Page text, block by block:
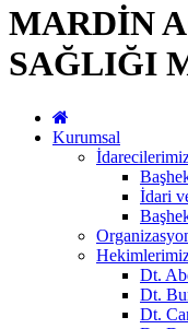
MARDİN
SAĞLIĞI
Kurumsal
İdari
Dt.
Dt.
Dt.